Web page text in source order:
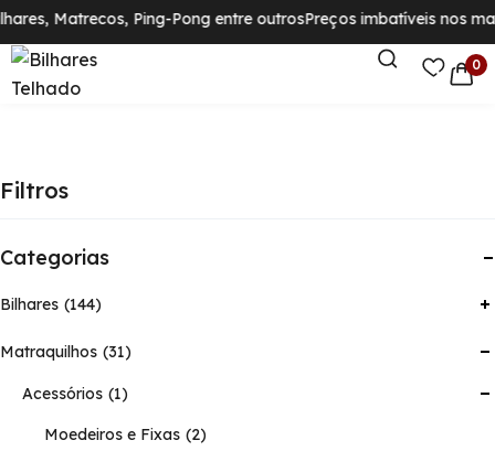
Matrecos, Ping-Pong entre outrosPreços imbatíveis nos
0
Filtros
Categorias
Bilhares 144
Matraquilhos 31
Acessórios 1
Moedeiros e Fixas 2